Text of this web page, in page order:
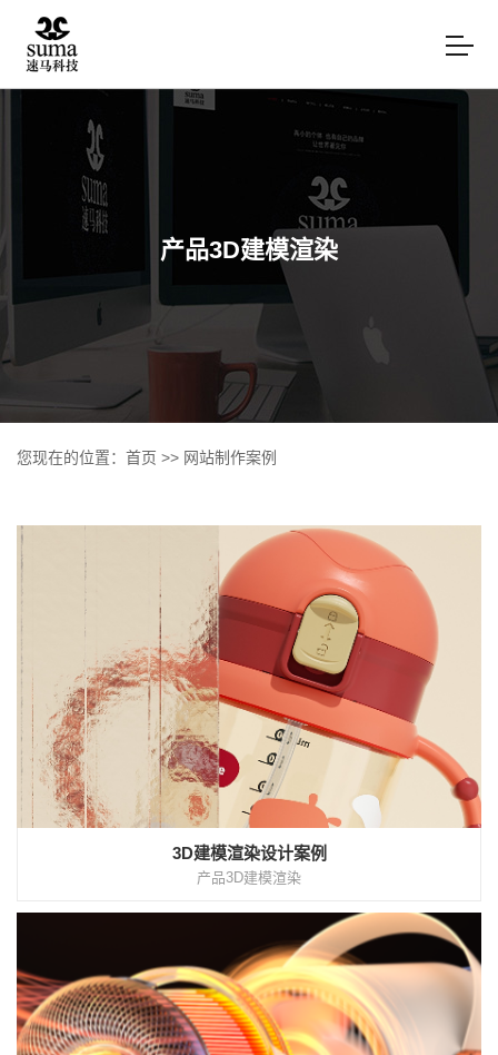
产品3D建模渲染
您现在的位置： 首页 >> 网站制作案例
3D建模渲染设计案例
产品3D建模渲染